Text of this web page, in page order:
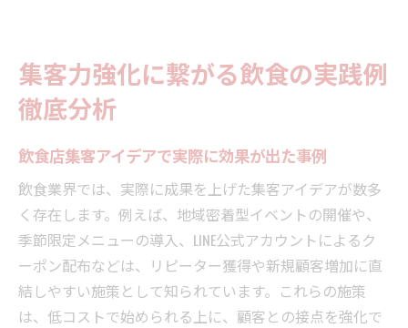
集客力強化に繋がる飲食の実践例
徹底分析
飲食店集客アイデアで実際に効果が出た事例
飲食業界では、実際に成果を上げた集客アイデアが数多
く存在します。例えば、地域密着型イベントの開催や、
季節限定メニューの導入、LINE公式アカウントによるク
ーポン配布などは、リピーター獲得や新規顧客増加に直
結しやすい施策として知られています。これらの施策
は、低コストで始められる上に、顧客との接点を強化で